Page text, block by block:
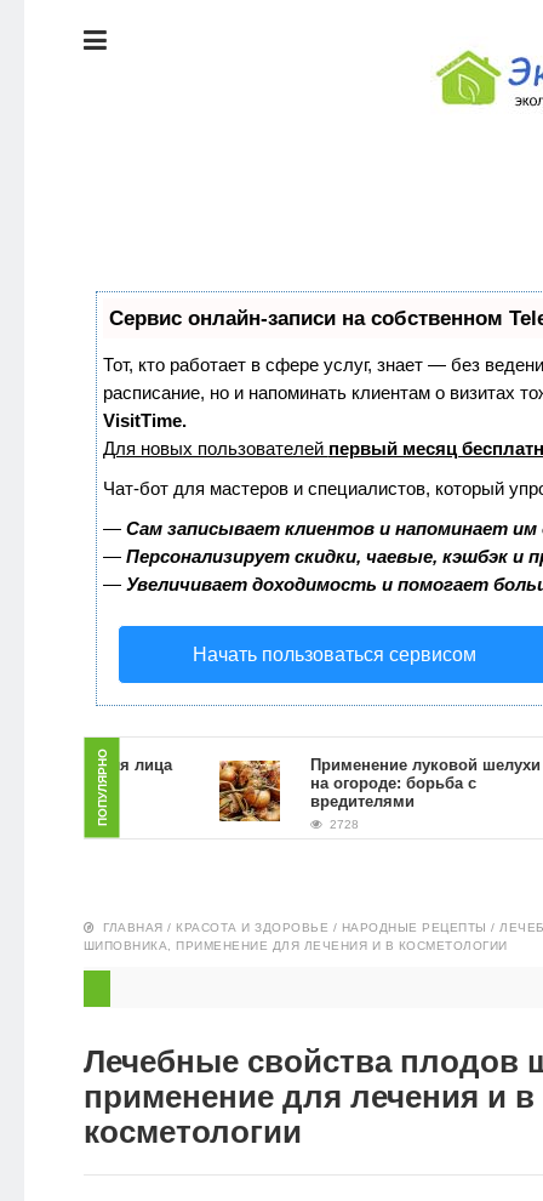
ЭКОЛОГИЯ
СТИЛЬ
ЖИЗНИ
ЭКОЛОГИЯ
ДОМА
КРАСОТА И
ЗДОРОВЬЕ
НОВОСТИ
Сервис онлайн-записи на собственном
Тот, кто работает в сфере услуг, знает — без
расписание, но и напоминать клиентам о
VisitTime.
Для новых пользователей первый месяц
Чат-бот для мастеров и специалистов, который
— Сам записывает клиентов и напоминает им
— Персонализирует скидки, чаевые, кэшбэк и
— Увеличивает доходимость и помогает
Начать пользоваться сервисом
ПОПУЛЯРНО
скраб для лица
Применение луковой шелухи
на огороде: борьба с
вредителями
2728
ГЛАВНАЯ / КРАСОТА И ЗДОРОВЬЕ / НАРОДНЫЕ РЕЦЕПТЫ /
ШИПОВНИКА, ПРИМЕНЕНИЕ ДЛЯ ЛЕЧЕНИЯ И В КОСМЕТОЛОГИИ
Лечебные свойства плодов
применение для лечения и в
косметологии